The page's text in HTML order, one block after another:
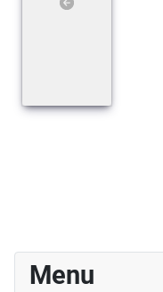
Menu